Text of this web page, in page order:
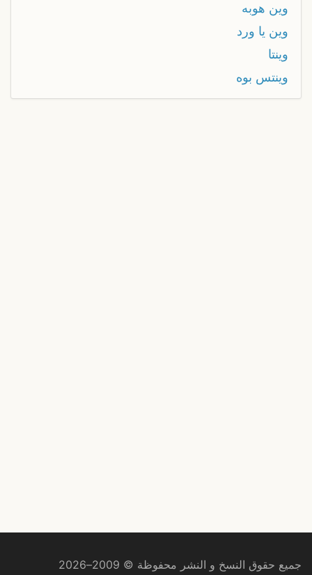
وين هوبه
وين يا ورد
وينتا
وينتس بوه
جميع حقوق النسخ و النشر محفوظة © 2009–2026